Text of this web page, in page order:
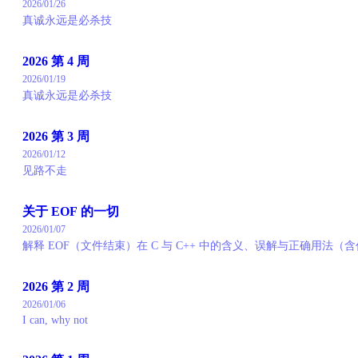
2026/01/26
真诚永远是必杀技
2026 第 4 周
2026/01/19
真诚永远是必杀技
2026 第 3 周
2026/01/12
见路不走
关于 EOF 的一切
2026/01/07
解释 EOF（文件结束）在 C 与 C++ 中的含义、误解与正确用法（含
2026 第 2 周
2026/01/06
I can, why not